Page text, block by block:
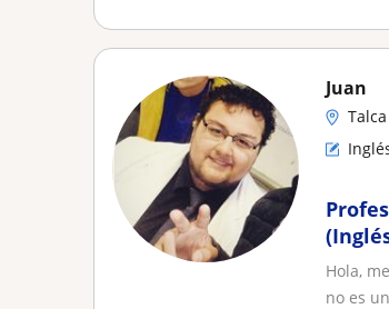
Juan
Talca
Hola,
no es